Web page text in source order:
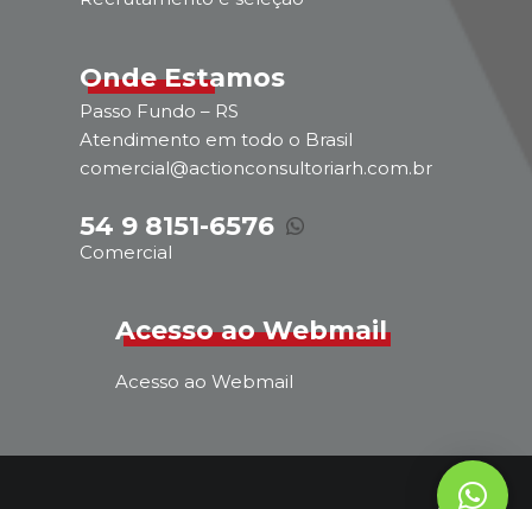
Onde Estamos
Passo Fundo – RS
Atendimento em todo o Brasil
comercial@actionconsultoriarh.com.br
54 9 8151-6576
Comercial
Acesso ao Webmail
Acesso ao Webmail